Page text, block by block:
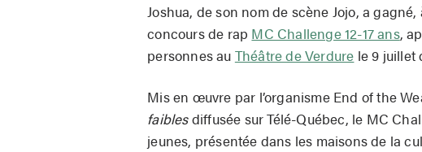
Joshua, de son nom de scène Jojo, a
concours de rap MC Challenge 12-17 ans,
personnes au Théâtre de Verdure le 9 juillet
Mis en œuvre par l’organisme End of the
faiblesdiffusée sur Télé-Québec, le MC
jeunes, présentée dans les maisons de la